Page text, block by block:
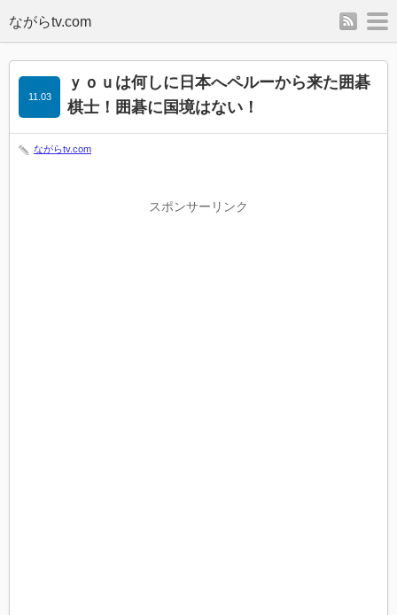
rss
ｙｏｕは何しに日本へペルーから来た囲碁
棋士！囲碁に国境はない！
11.03
ながらtv.com
スポンサーリンク